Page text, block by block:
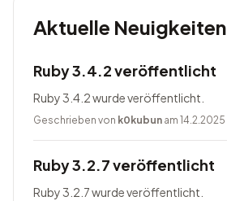
Aktuelle Neuigkeiten
Ruby 3.4.2 veröffentlicht
Ruby 3.4.2 wurde veröffentlicht.
Geschrieben von k0kubun am 14.2.2025
Ruby 3.2.7 veröffentlicht
Ruby 3.2.7 wurde veröffentlicht.